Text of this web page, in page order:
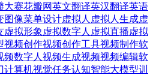
大赛花瓣网英文翻译英汉翻译英语
图像菜单设计虚拟人 虚拟人生成虚
虚拟形象 虚拟数字人 虚拟直播虚拟
视频创作视频创作工具视频制作软
频数字人 视频生成视频视频编辑软
计算机视觉任务认知智能大模型训